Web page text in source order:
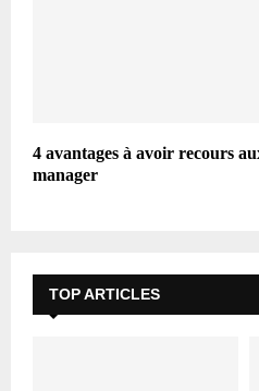
4 avantages à avoir recours
manager
TOP ARTICLES